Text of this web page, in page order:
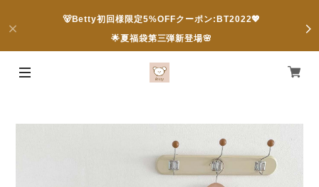
🐻Betty初回様限定5%OFFクーポン:BT2022💖
🌟夏福袋第三弾新登場🌸